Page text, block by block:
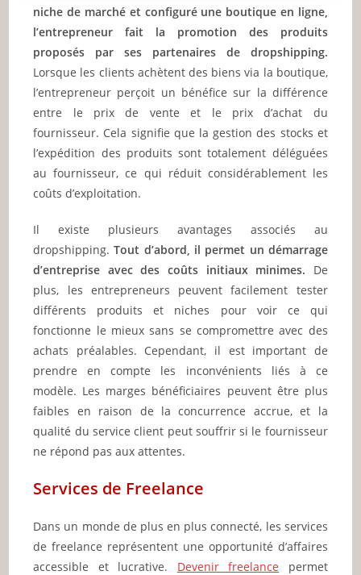
niche de marché et configuré une boutique en ligne,
l’entrepreneur fait la promotion des produits
proposés par ses partenaires de dropshipping.
Lorsque les clients achètent des biens via la boutique,
l’entrepreneur perçoit un bénéfice sur la différence
entre le prix de vente et le prix d’achat du
fournisseur. Cela signifie que la gestion des stocks et
l’expédition des produits sont totalement déléguées
au fournisseur, ce qui réduit considérablement les
coûts d’exploitation.
Il existe plusieurs avantages associés au
dropshipping.Tout d’abord, il permet un démarrage
d’entreprise avec des coûts initiaux minimes. De
plus, les entrepreneurs peuvent facilement tester
différents produits et niches pour voir ce qui
fonctionne le mieux sans se compromettre avec des
achats préalables. Cependant, il est important de
prendre en compte les inconvénients liés à ce
modèle. Les marges bénéficiaires peuvent être plus
faibles en raison de la concurrence accrue, et la
qualité du service client peut souffrir si le fournisseur
ne répond pas aux attentes.
Services de Freelance
Dans un monde de plus en plus connecté, les services
de freelance représentent une opportunité d’affaires
accessible et lucrative. Devenir freelance permet